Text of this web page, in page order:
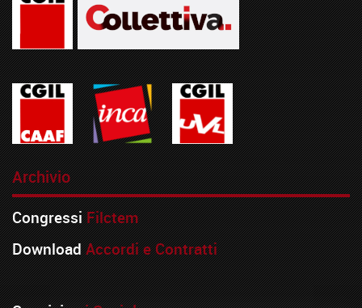
Archivio
Congressi Filctem
Download Accordi e Contratti